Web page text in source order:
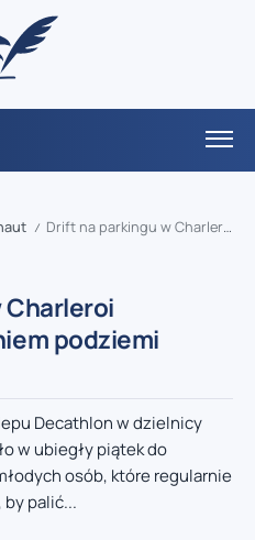
/ Drift na parkingu w Charleroi zakończył się zalaniem podziemi Decathlonu
Charleroi
podziemi
Decathlon w dzielnicy
w ubiegły piątek do
osób, które regularnie
palić...